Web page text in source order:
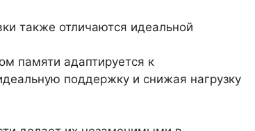
также отличаются идеальной
памяти адаптируется к
поддержку и снижая нагрузку